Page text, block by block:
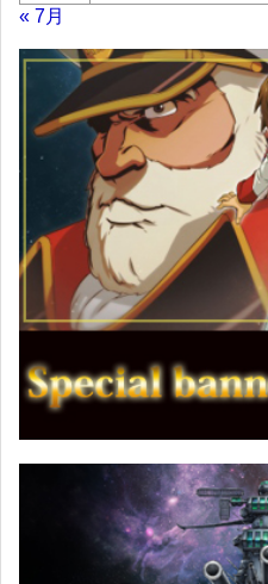
« 7月